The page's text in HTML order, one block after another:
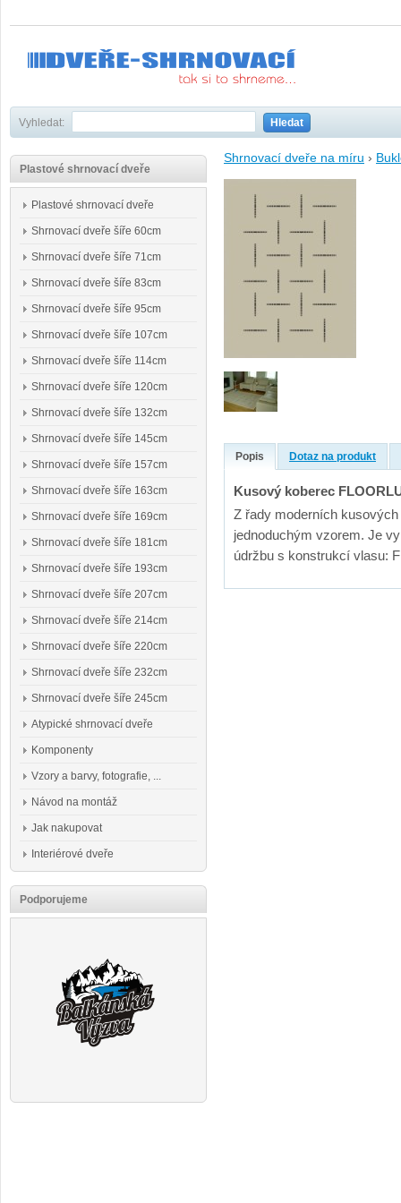
Vyhledat: Hledat
Shrnovací dveře na míru ›
Popis Dotaz na produkt
Kusový koberec
Z řady moderních
jednoduchým vzorem. Je
údržbu s konstrukcí vlasu:
Plastové shrnovací dveře
Plastové shrnovací dveře
Shrnovací dveře šíře 60cm
Shrnovací dveře šíře 71cm
Shrnovací dveře šíře 83cm
Shrnovací dveře šíře 95cm
Shrnovací dveře šíře 107cm
Shrnovací dveře šíře 114cm
Shrnovací dveře šíře 120cm
Shrnovací dveře šíře 132cm
Shrnovací dveře šíře 145cm
Shrnovací dveře šíře 157cm
Shrnovací dveře šíře 163cm
Shrnovací dveře šíře 169cm
Shrnovací dveře šíře 181cm
Shrnovací dveře šíře 193cm
Shrnovací dveře šíře 207cm
Shrnovací dveře šíře 214cm
Shrnovací dveře šíře 220cm
Shrnovací dveře šíře 232cm
Shrnovací dveře šíře 245cm
Atypické shrnovací dveře
Komponenty
Vzory a barvy, fotografie, ...
Návod na montáž
Jak nakupovat
Interiérové dveře
Podporujeme